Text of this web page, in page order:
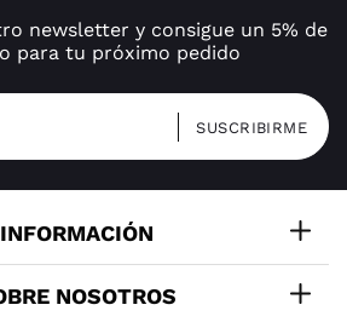
newsletter y consigue un 5% de
para tu próximo pedido
INFORMACIÓN
NOSOTROS